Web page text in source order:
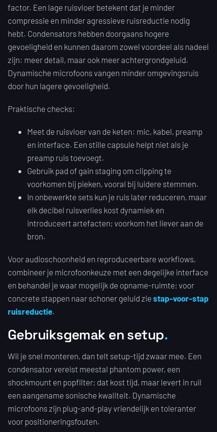
factor. Een lage ruisvloer betekent dat je minder
compressie en minder agressieve ruisreductie nodig
hebt. Condensators hebben doorgaans hogere
gevoeligheid en kunnen daarom zowel voordeel als nadeel
zijn: meer detail, maar ook meer achtergrondgeluid.
Dynamische microfoons vangen minder omgevingsruis
door hun lagere gevoeligheid.
Praktische checks:
Meet de ruisvloer van de keten: mic, kabel, preamp
en interface. Een stille capsule helpt niet als je
preamp ruis toevoegt.
Gebruik pad of gain staging om clipping te
voorkomen bij pieken, vooral bij luidere stemmen.
In onbewerkte sets kun je ruis later reduceren, maar
elk decibel ruisverlies kost dynamiek en
introduceert artefacten; voorkom het liever aan de
bron.
Voor audioschoonheid en reproduceerbare workflows,
combineer je microfoonkeuze met een degelijke interface
en behandel je waar mogelijk de opname-ruimte; voor
concrete stappen naar schoner geluid zie stap-voor-stap
ruisreductie.
Gebruiksgemak en setup
Wil je snel monteren, dan telt setup-tijd zwaar mee. Een
condensator vereist meestal phantom power, een
shockmount en popfilter; dat kost tijd, maar levert in ruil
een aangename sonische kwaliteit. Dynamische
microfoons zijn plug-and-play vriendelijk en toleranter
voor positioneringsfouten.